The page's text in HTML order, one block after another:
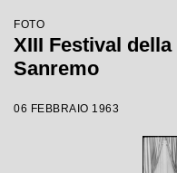
FOTO
XIII Festival
Sanremo
06 FEBBRAIO 1963